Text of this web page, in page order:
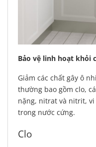
Bảo vệ linh hoạt khỏi
Giảm các chất gây ô
thường bao gồm clo,
nặng, nitrat và nitrit,
trong nước cứng.
Clo